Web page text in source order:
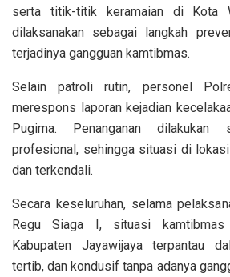
serta titik-titik keramaian di Kota
dilaksanakan sebagai langkah
terjadinya gangguan kamtibmas.
Selain patroli rutin, personel
merespons laporan kejadian
Pugima. Penanganan
profesional, sehingga situasi di
dan terkendali.
Secara keseluruhan, selama
Regu Siaga I, situasi
Kabupaten Jayawijaya terpantau
tertib, dan kondusif tanpa adanya